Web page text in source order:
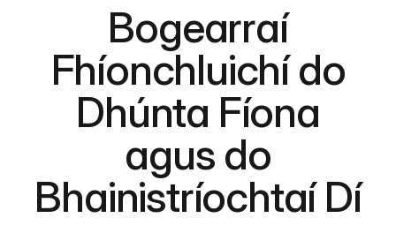
Bogearraí
Fhíonchluichí do
Dhúnta Fíona
agus do
Bhainistríochtaí Dí